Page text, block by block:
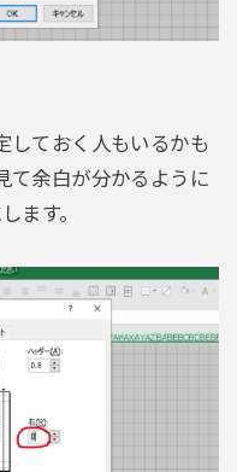
しておく人もいるかも
て余白が分かるように
ます。